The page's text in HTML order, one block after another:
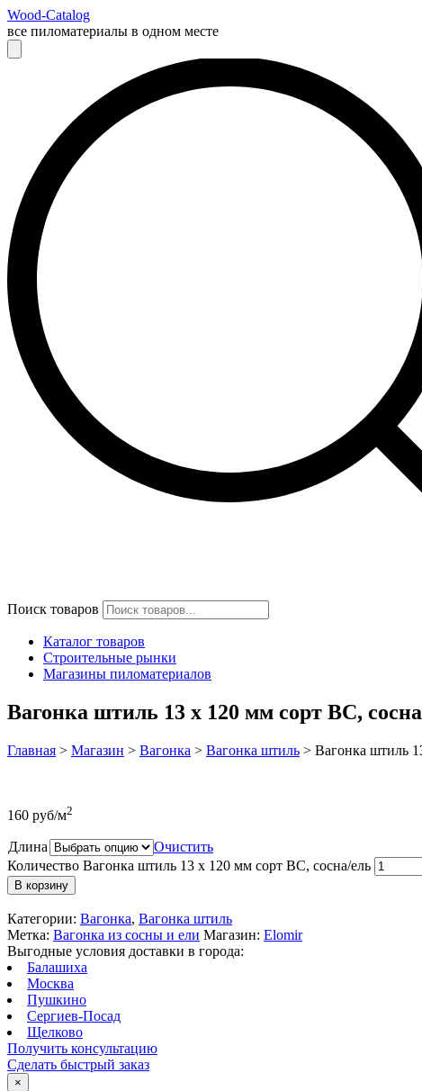
Wood-Catalog
все пиломатериалы в одном месте
Поиск товаров
Каталог товаров
Строительные рынки
Магазины пиломатериалов
Вагонка штиль 13 x 120 мм сорт BC,
Главная > Магазин > Вагонка > Вагонка штиль > Вагонка штиль
160 руб/м2
Длина
Очистить
Количество Вагонка штиль 13 x 120 мм сорт BC, сосна/ель
В корзину
Категории: Вагонка, Вагонка штиль
Метка: Вагонка из сосны и ели Магазин: Elomir
Выгодные условия доставки в города:
Балашиха
Москва
Пушкино
Сергиев-Посад
Щелково
Получить консультацию
Сделать быстрый заказ
×